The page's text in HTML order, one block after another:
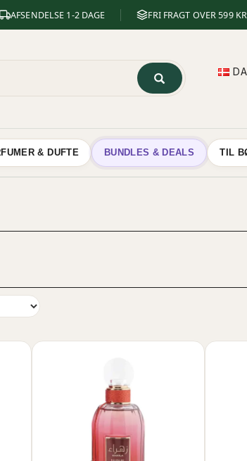
AFSENDELSE 1-2 DAGE FRI FRAGT OVER 599
DA
& DUFTE BUNDLES & DEALS TIL